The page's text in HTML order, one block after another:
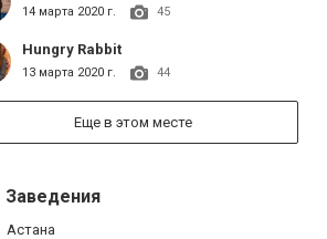
14 марта 2020 г. 45
Hungry Rabbit
13 марта 2020 г. 44
Еще в этом месте
Заведения
Астана